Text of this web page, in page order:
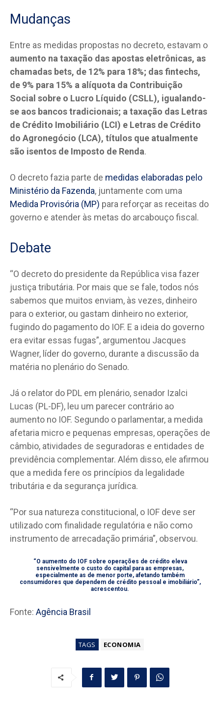
Mudanças
Entre as medidas propostas no decreto, estavam o
aumento na taxação das apostas eletrônicas, as
chamadas bets, de 12% para 18%; das fintechs,
de 9% para 15% a alíquota da Contribuição
Social sobre o Lucro Líquido (CSLL), igualando-
se aos bancos tradicionais; a taxação das Letras
de Crédito Imobiliário (LCI) e Letras de Crédito
do Agronegócio (LCA), títulos que atualmente
são isentos de Imposto de Renda.
O decreto fazia parte de medidas elaboradas pelo
Ministério da Fazenda, juntamente com uma
Medida Provisória (MP) para reforçar as receitas do
governo e atender às metas do arcabouço fiscal.
Debate
“O decreto do presidente da República visa fazer
justiça tributária. Por mais que se fale, todos nós
sabemos que muitos enviam, às vezes, dinheiro
para o exterior, ou gastam dinheiro no exterior,
fugindo do pagamento do IOF. E a ideia do governo
era evitar essas fugas”, argumentou Jacques
Wagner, líder do governo, durante a discussão da
matéria no plenário do Senado.
Já o relator do PDL em plenário, senador Izalci
Lucas (PL-DF), leu um parecer contrário ao
aumento no IOF. Segundo o parlamentar, a medida
afetaria micro e pequenas empresas, operações de
câmbio, atividades de seguradoras e entidades de
previdência complementar. Além disso, ele afirmou
que a medida fere os princípios da legalidade
tributária e da segurança jurídica.
“Por sua natureza constitucional, o IOF deve ser
utilizado com finalidade regulatória e não como
instrumento de arrecadação primária”, observou.
“O aumento do IOF sobre operações de crédito eleva
sensivelmente o custo do capital para as empresas,
especialmente as de menor porte, afetando também
consumidores que dependem de crédito pessoal e imobiliário”,
acrescentou.
Fonte: Agência Brasil
TAGS ECONOMIA